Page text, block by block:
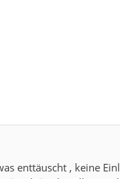
enttäuscht , keine